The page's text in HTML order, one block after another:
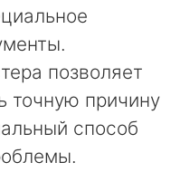
позволяет
точную причину
способ